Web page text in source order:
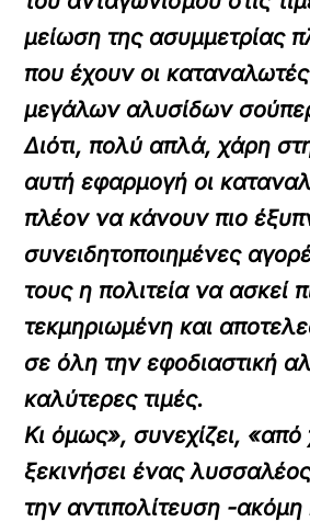
μείωση της ασυμμετρίας
που έχουν οι
μεγάλων αλυσίδων
Διότι, πολύ απλά, χάρη
αυτή εφαρμογή οι
πλέον να κάνουν πιο
συνειδητοποιημένες
τους η πολιτεία να ασκεί
τεκμηριωμένη και
σε όλη την εφοδιαστική
καλύτερες τιμές.
Κι όμως», συνεχίζει, «από
ξεκινήσει ένας
την αντιπολίτευση -